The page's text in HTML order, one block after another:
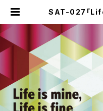
SAT-027「